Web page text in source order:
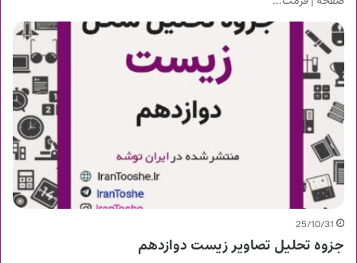
25/10/31
جزوه تحلیل تصاویر زیست دوازدهم